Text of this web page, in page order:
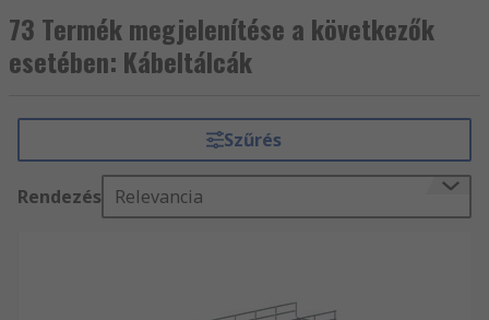
másnapi kiszállítása, és termékeink, valamint
szolgáltatásaink magas minősége mind indok
arra, hogy vevőink világszerte 160 országból
73 Termék megjelenítése a következők
esetében: Kábeltálcák
Szűrés
Rendezés Relevancia